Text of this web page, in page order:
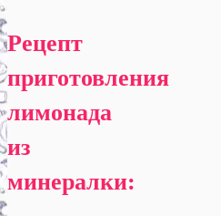
Рецепт
приготовления
лимонада
из
минералки: